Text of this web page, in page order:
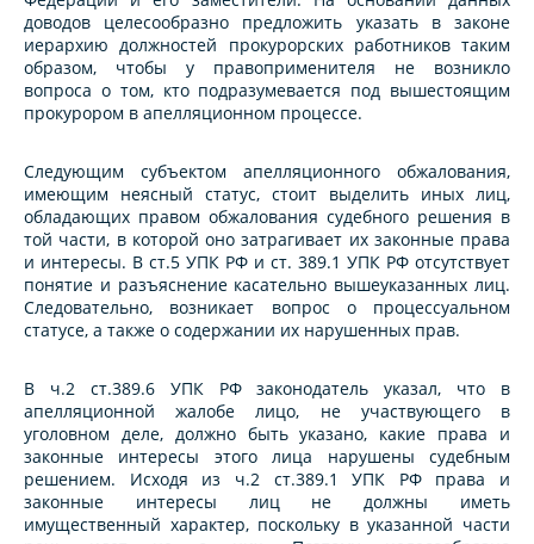
доводов целесообразно предложить указать в законе
иерархию должностей прокурорских работников таким
образом, чтобы у правоприменителя не возникло
вопроса о том, кто подразумевается под вышестоящим
прокурором в апелляционном процессе.
Следующим субъектом апелляционного обжалования,
имеющим неясный статус, стоит выделить иных лиц,
обладающих правом обжалования судебного решения в
той части, в которой оно затрагивает их законные права
и интересы. В ст.5 УПК РФ и ст. 389.1 УПК РФ отсутствует
понятие и разъяснение касательно вышеуказанных лиц.
Следовательно, возникает вопрос о процессуальном
статусе, а также о содержании их нарушенных прав.
В ч.2 ст.389.6 УПК РФ законодатель указал, что в
апелляционной жалобе лицо, не участвующего в
уголовном деле, должно быть указано, какие права и
законные интересы этого лица нарушены судебным
решением. Исходя из ч.2 ст.389.1 УПК РФ права и
законные интересы лиц не должны иметь
имущественный характер, поскольку в указанной части